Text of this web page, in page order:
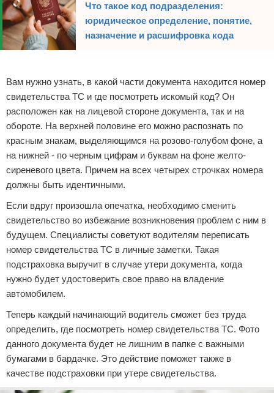
Что такое код подразделения:
юридическое определение, понятие,
назначение и расшифровка кода
Вам нужно узнать, в какой части документа находится номер
свидетельства ТС и где посмотреть искомый код? Он
расположен как на лицевой стороне документа, так и на
обороте. На верхней половине его можно распознать по
красным знакам, выделяющимся на розово-голубом фоне, а
на нижней - по черным цифрам и буквам на фоне желто-
сиреневого цвета. Причем на всех четырех строчках номера
должны быть идентичными.
Если вдруг произошла опечатка, необходимо сменить
свидетельство во избежание возникновения проблем с ним в
будущем. Специалисты советуют водителям переписать
номер свидетельства ТС в личные заметки. Такая
подстраховка выручит в случае утери документа, когда
нужно будет удостоверить свое право на владение
автомобилем.
Теперь каждый начинающий водитель сможет без труда
определить, где посмотреть номер свидетельства ТС. Фото
данного документа будет не лишним в папке с важными
бумагами в бардачке. Это действие поможет также в
качестве подстраховки при утере свидетельства.